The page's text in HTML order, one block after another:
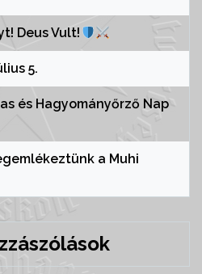
Deus Vult!
5.
és Hagyományőrző Nap
a Muhi